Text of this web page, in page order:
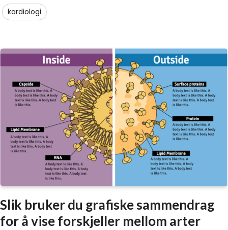
kardiologi
Slik bruker du grafiske sammendrag
for å vise forskjeller mellom arter